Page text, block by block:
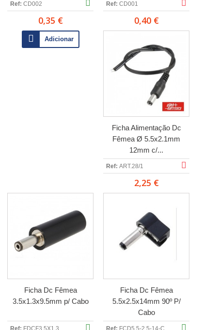
Ref: CD002
0,35 €
Adicionar
Ref: CD001
0,40 €
Ficha Alimentação Dc
Fêmea Ø 5.5x2.1mm
12mm c/...
Ref: ART.28/1
2,25 €
Ficha Dc Fêmea
3.5x1.3x9.5mm p/ Cabo
Ref: FDCF3.5X1.3
Ficha Dc Fêmea
5.5x2.5x14mm 90º P/
Cabo
Ref: FCD5.5-2.5-14-C